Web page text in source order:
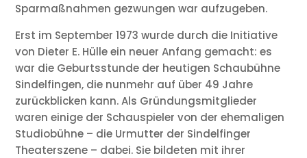
Sparmaßnahmen gezwungen war aufzugeben.
Erst im September 1973 wurde durch die Initiative
von Dieter E. Hülle ein neuer Anfang gemacht: es
war die Geburtsstunde der heutigen Schaubühne
Sindelfingen, die nunmehr auf über 49 Jahre
zurückblicken kann. Als Gründungsmitglieder
waren einige der Schauspieler von der ehemaligen
Studiobühne – die Urmutter der Sindelfinger
Theaterszene – dabei. Sie bildeten mit ihrer